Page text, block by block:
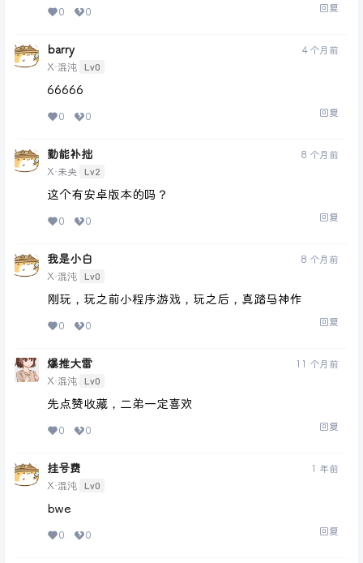
0 0 回复
barry
X·混沌 Lv0
4 个月前
66666
0 0 回复
勤能补拙
X·未央 Lv2
8 个月前
这个有安卓版本的吗？
0 0 回复
我是小白
X·混沌 Lv0
8 个月前
刚玩，玩之前小程序游戏，玩之后，真踏马神作
0 0 回复
爆推大雷
X·混沌 Lv0
11 个月前
先点赞收藏，二弟一定喜欢
0 0 回复
挂号费
X·混沌 Lv0
1 年前
bwe
0 0 回复